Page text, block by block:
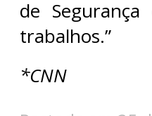
de
trabalhos.”
*CNN